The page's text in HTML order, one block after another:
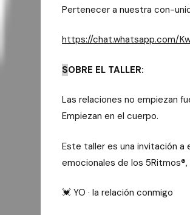
Pertenecer a nuestra con-
https://chat.whatsapp.com/
SOBRE EL TALLER:
Las relaciones no empiezan
Empiezan en el cuerpo.
Este taller es una invitación
emocionales de los
💓 YO · la relación conmigo